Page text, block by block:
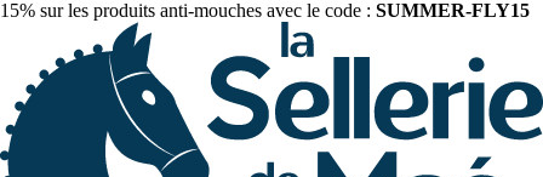
15% sur les produits anti-mouches avec le code : SUMMER-FLY15